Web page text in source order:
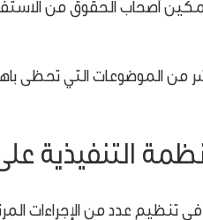
أصحاب الحقوق من
من الموضوعات التي تحظى
التنفيذية
تنظيم عدد من الإجراءات